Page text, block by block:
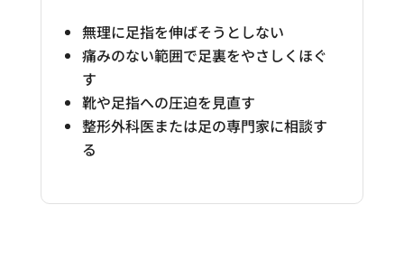
無理に足指を伸ばそうとしない
痛みのない範囲で足裏をやさしくほぐ
す
靴や足指への圧迫を見直す
整形外科医または足の専門家に相談す
る